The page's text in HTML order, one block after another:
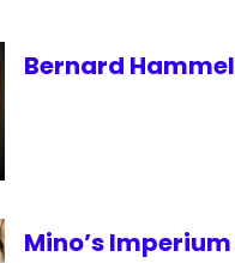
Bernard
Mino’s